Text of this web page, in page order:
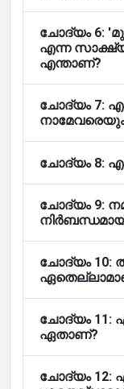
ചോദ്യം 6:
എന്ന
എന്താണ്?
ചോദ്യം 7:
നാമേവരെയും
ചോദ്യം 8:
ചോദ്യം 9:
ചോദ്യം 10:
ചോദ്യം 11:
ഏതാണ്?
ചോദ്യം 12: